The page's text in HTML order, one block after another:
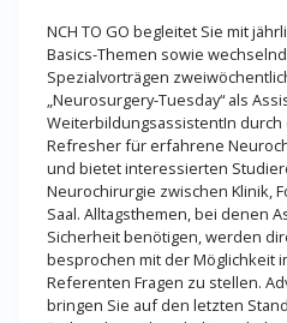
NCH TO GO begleitet Sie mit
Basics-Themen sowie
Spezialvorträgen
„Neurosurgery-Tuesday“ als
WeiterbildungsassistentIn durch
Refresher für erfahrene
und bietet interessierten
Neurochirurgie zwischen Klinik,
Saal. Alltagsthemen, bei denen
Sicherheit benötigen, werden
besprochen mit der Möglichkeit
Referenten Fragen zu stellen.
bringen Sie auf den letzten